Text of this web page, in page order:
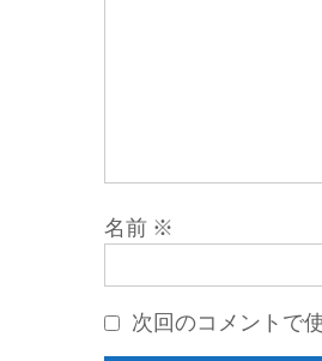
名前 ※
次回のコメントで